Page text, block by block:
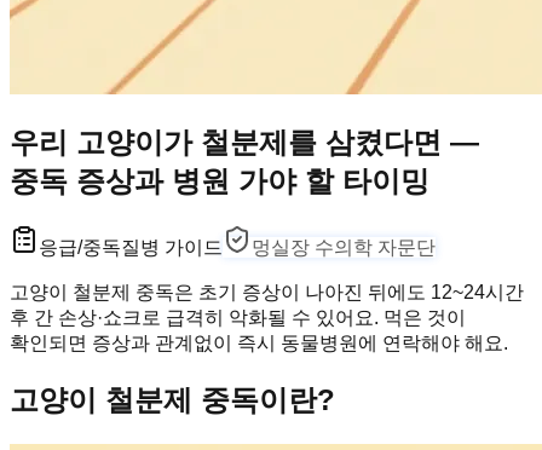
우리 고양이가 철분제를 삼켰다면 —
중독 증상과 병원 가야 할 타이밍
응급/중독질병 가이드 멍실장 수의학 자문단
고양이 철분제 중독은 초기 증상이 나아진 뒤에도 12~24시간
후 간 손상·쇼크로 급격히 악화될 수 있어요. 먹은 것이
확인되면 증상과 관계없이 즉시 동물병원에 연락해야 해요.
고양이 철분제 중독이란?